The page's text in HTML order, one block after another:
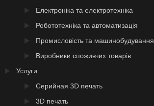
Електроніка та електротехніка
Робототехніка та автоматизація
Промисловість та машинобудування
Виробники споживчих товарів
Услуги
Серийная 3D печать
3D печать